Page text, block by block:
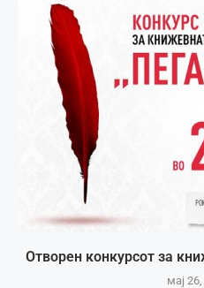
Отворен конкурсот за
мај